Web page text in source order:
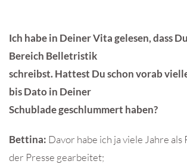
Ich habe in Deiner Vita gelesen, dass
Bereich Belletristik
schreibst. Hattest Du schon vorab
bis Dato in Deiner
Schublade geschlummert haben?
Bettina: Davor habe ich ja viele Jahre
der Presse gearbeitet;